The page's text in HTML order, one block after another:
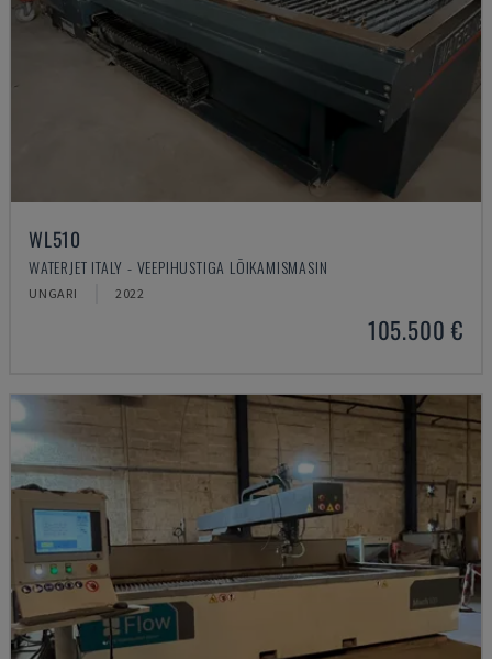
WL510
WATERJET ITALY - VEEPIHUSTIGA LÕIKAMISMASIN
UNGARI 2022
105.500 €